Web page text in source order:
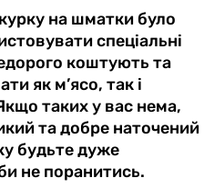
на шматки було
спеціальні
коштують та
як м’ясо, так і
таких у вас нема,
та добре наточений
будьте дуже
не поранитись.